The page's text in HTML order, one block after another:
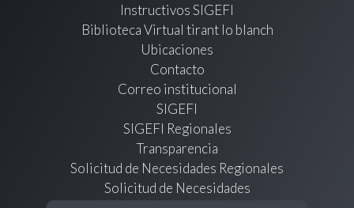
Instructivos SIGEFI
Biblioteca Virtual tirant lo blanch
Ubicaciones
Contacto
Correo institucional
SIGEFI
SIGEFI Regionales
Transparencia
Solicitud de Necesidades Regionales
Solicitud de Necesidades